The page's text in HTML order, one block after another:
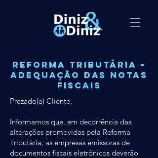
REFORMA TRIBUTÁRIA -
ADEQUAÇÃO DAS NOTAS
FISCAIS
Prezado(a) Cliente,
Informamos que, em decorrência das
alterações promovidas pela Reforma
Tributária, as empresas emissoras de
documentos fiscais eletrônicos deverão